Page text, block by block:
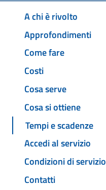
A chi è rivolto
Approfondimenti
Come fare
Costi
Cosa serve
Cosa si ottiene
Tempi e scadenze
Accedi al servizio
Condizioni di servizio
Contatti